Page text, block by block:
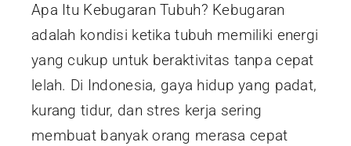
Apa Itu Kebugaran Tubuh? Kebugaran
adalah kondisi ketika tubuh memiliki energi
yang cukup untuk beraktivitas tanpa cepat
lelah. Di Indonesia, gaya hidup yang padat,
kurang tidur, dan stres kerja sering
membuat banyak orang merasa cepat